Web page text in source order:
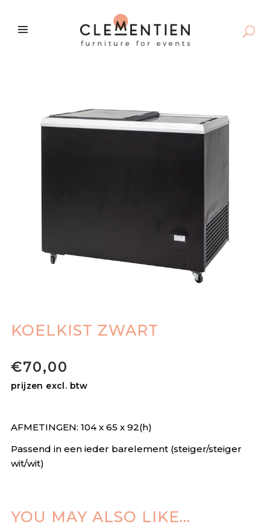
KOELKIST ZWART
€70,00
prijzen excl. btw
AFMETINGEN: 104 x 65 x 92(h)
Passend in een ieder barelement (steiger/steiger
wit/wit)
YOU MAY ALSO LIKE…